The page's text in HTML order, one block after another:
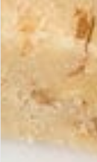
meilleure
section FAQ est
claires et des
Puis-je me faire
Nous livrons nos
tous les risques
de dommages,
montant total de votre
conformément à nos
Est-il possible d'être